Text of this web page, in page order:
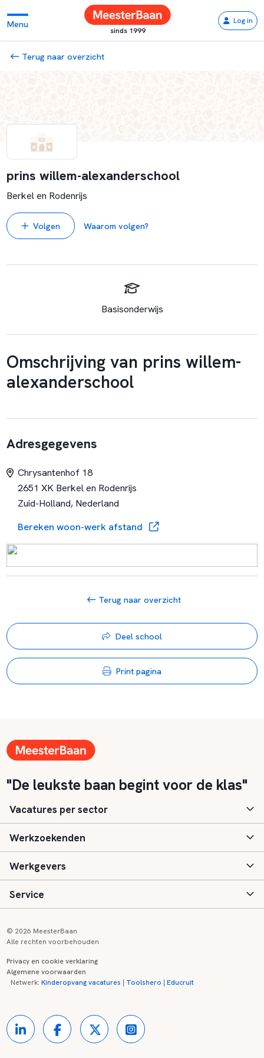
Menu
sinds 1999
Log in
Terug naar overzicht
prins willem-alexanderschool
Berkel en Rodenrijs
Volgen Waarom volgen?
Basisonderwijs
Omschrijving van prins willem-
alexanderschool
Adresgegevens
Chrysantenhof 18
2651 XK Berkel en Rodenrijs
Zuid-Holland, Nederland
Bereken woon-werk afstand
Terug naar overzicht
Deel school
Print pagina
"De leukste baan begint voor de klas"
Vacatures per sector
Basisonderwijs
Speciaal (basis) onderwijs
Voortgezet onderwijs
Kinderopvang
Werkzoekenden
Aanmelden
Vacatures
Zij-instroom informatie
Onderwijsregio's
Werkgevers
Inloggen
Registreren
Contact
Service
Onderwijs links
Partners
© 2026 MeesterBaan
Alle rechten voorbehouden
Privacy en cookie verklaring
Algemene voorwaarden
Netwerk:Kinderopvang vacatures | Toolshero |Educruit